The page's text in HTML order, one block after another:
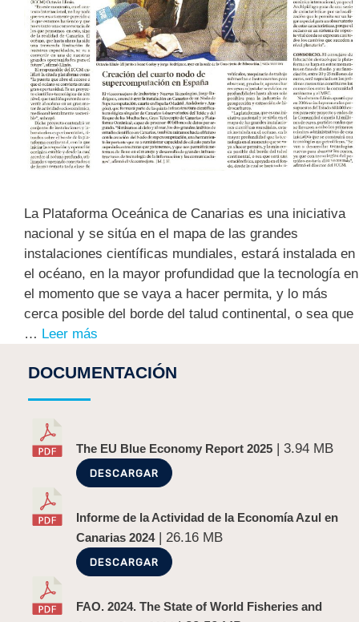
La Plataforma Oceánica de Canarias es una iniciativa
nacional y se sitúa en el mapa de las grandes
instalaciones científicas mundiales, estará instalada en
el océano, en la mayor profundidad que la tecnología en
el momento que se vaya a hacer permita, y lo más
cerca posible del borde del talud continental, o sea que
… Leer más
DOCUMENTACIÓN
The EU Blue Economy Report 2025 | 3.94 MB
DESCARGAR
Informe de la Actividad de la Economía Azul en
Canarias 2024| 26.16 MB
DESCARGAR
FAO. 2024. The State of World Fisheries and